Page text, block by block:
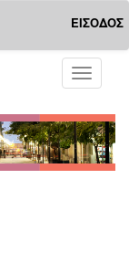
ΕΙΣΟΔΟΣ
Toggle